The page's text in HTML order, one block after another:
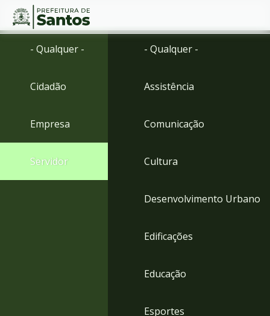
Ir
menu
para
Conteúdo
- Qualquer -
Cidadão
Empresa
Servidor
- Qualquer -
Assistência
Comunicação
Cultura
Desenvolvimento Urbano
Edificações
Educação
Esportes